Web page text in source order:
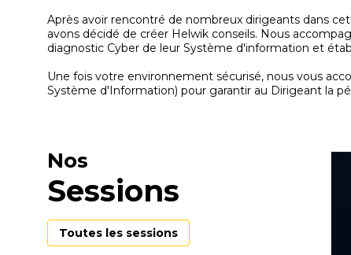
Après avoir rencontré de nombreux dirigeants dans
avons décidé de créer Helwik conseils. Nous
diagnostic Cyber de leur Système d'information et
Une fois votre environnement sécurisé, nous vous
Nos
Sessions
Toutes les sessions